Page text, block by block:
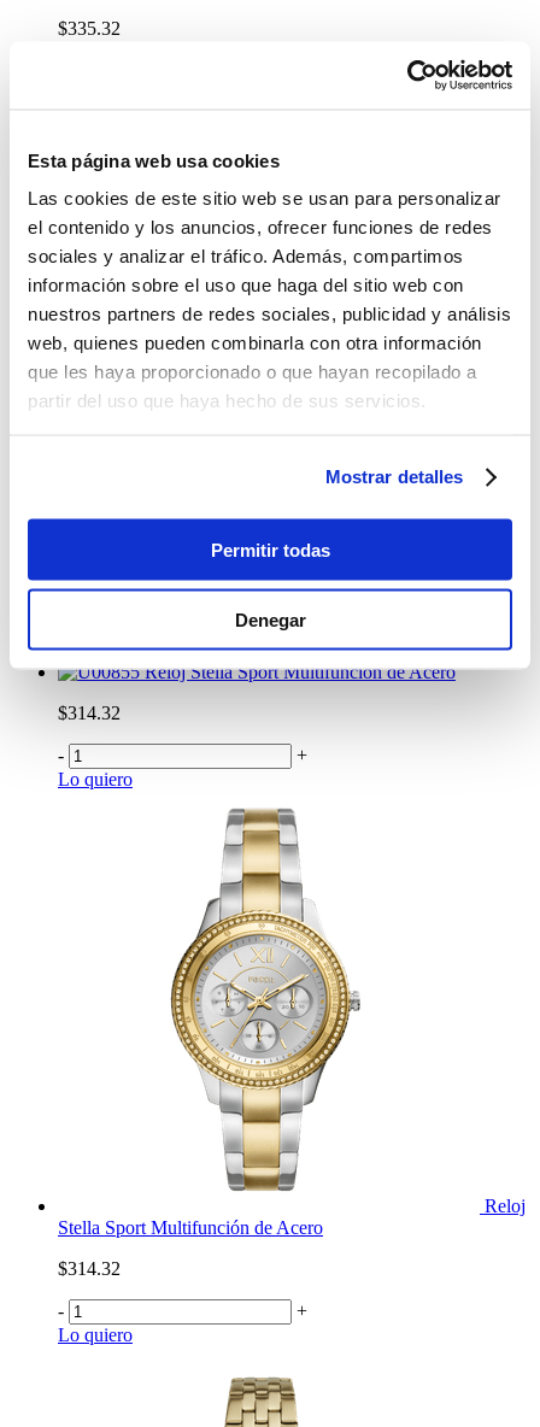
Esta página web usa cookies
Las cookies de este sitio web se usan para personalizar
el contenido y los anuncios, ofrecer funciones de redes
sociales y analizar el tráfico. Además, compartimos
información sobre el uso que haga del sitio web con
nuestros partners de redes sociales, publicidad y análisis
web, quienes pueden combinarla con otra información
que les haya proporcionado o que hayan recopilado a
partir del uso que haya hecho de sus servicios.
Mostrar detalles
Permitir todas
Denegar
$335.32
Anillo de Reloj Fossil de Acero Inoxidable
$227.01
+
Lo quiero
Reloj Stella Sport Multifunción de Acero
$314.32
-
+
Lo quiero
Reloj
Stella Sport Multifunción de Acero
$314.32
-
+
Lo quiero